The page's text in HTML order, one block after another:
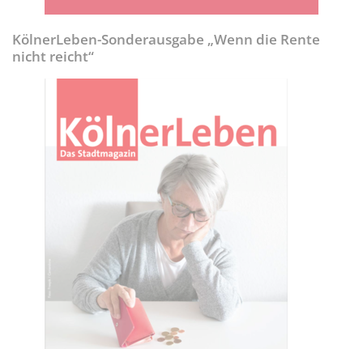
KölnerLeben-Sonderausgabe „Wenn die Rente
nicht reicht“